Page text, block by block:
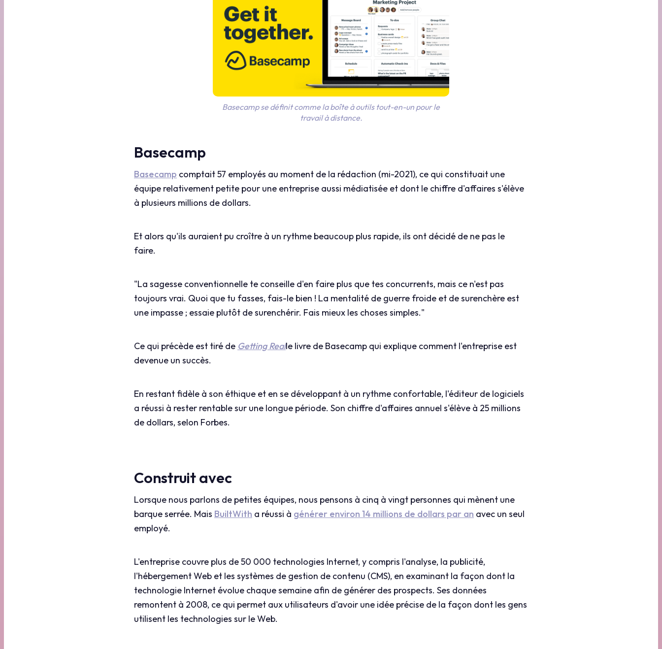
Basecamp se définit comme la boîte à outils tout-en-un pour le
travail à distance.
Basecamp
Basecamp comptait 57 employés au moment de la rédaction (mi-2021), ce qui constituait une
équipe relativement petite pour une entreprise aussi médiatisée et dont le chiffre d'affaires s'élève
à plusieurs millions de dollars.
Et alors qu'ils auraient pu croître à un rythme beaucoup plus rapide, ils ont décidé de ne pas le
faire.
"La sagesse conventionnelle te conseille d'en faire plus que tes concurrents, mais ce n'est pas
toujours vrai. Quoi que tu fasses, fais-le bien ! La mentalité de guerre froide et de surenchère est
une impasse ; essaie plutôt de surenchérir. Fais mieux les choses simples."
Ce qui précède est tiré de Getting Realle livre de Basecamp qui explique comment l'entreprise est
devenue un succès.
En restant fidèle à son éthique et en se développant à un rythme confortable, l'éditeur de logiciels
a réussi à rester rentable sur une longue période. Son chiffre d'affaires annuel s'élève à 25 millions
de dollars, selon Forbes.
Construit avec
Lorsque nous parlons de petites équipes, nous pensons à cinq à vingt personnes qui mènent une
barque serrée. Mais BuiltWith a réussi à générer environ 14 millions de dollars par an avec un seul
employé.
L'entreprise couvre plus de 50 000 technologies Internet, y compris l'analyse, la publicité,
l'hébergement Web et les systèmes de gestion de contenu (CMS), en examinant la façon dont la
technologie Internet évolue chaque semaine afin de générer des prospects. Ses données
remontent à 2008, ce qui permet aux utilisateurs d'avoir une idée précise de la façon dont les gens
utilisent les technologies sur le Web.